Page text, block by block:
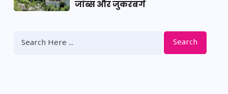
जॉब्स और जुकरबर्ग
Search